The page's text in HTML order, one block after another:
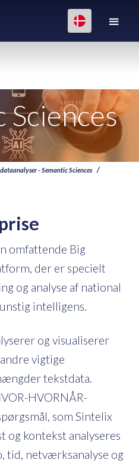
Sciences
- Semantic Sciences
omfattende Big
der er specielt
og analyse af national
intelligens.
og visualiserer
vigtige
tekstdata.
HVORNÅR-
som Sintelix
og kontekst analyseres
tid, netværksanalyse og